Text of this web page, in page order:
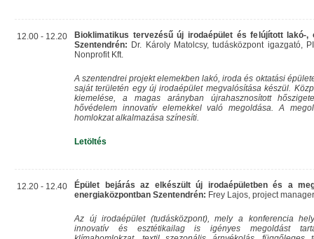
12.00 - 12.20
Bioklimatikus tervezésű új irodaépület és felújított lakó-,
Szentendrén: Dr. Károly Matolcsy, tudásközpont igazgató,
Nonprofit Kft.
A szentendrei projekt elemekben lakó, iroda és oktatási
saját területén egy új irodaépület megvalósítása készül.
kiemelése, a magas arányban újrahasznosított
hővédelem innovatív elemekkel való megoldása. A
homlokzat alkalmazása színesíti.
Letöltés
12.20 - 12.40
Épület bejárás az elkészült új irodaépületben és a
energiaközpontban Szentendrén: Frey Lajos, project
Az új irodaépület (tudásközpont), mely a konferencia
innovatív és esztétikailag is igényes megoldást